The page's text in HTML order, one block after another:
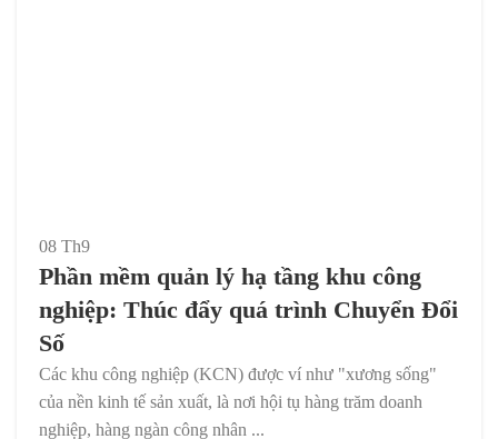
08 Th9
Phần mềm quản lý hạ tầng khu công
nghiệp: Thúc đẩy quá trình Chuyển Đổi
Số
Các khu công nghiệp (KCN) được ví như "xương sống"
của nền kinh tế sản xuất, là nơi hội tụ hàng trăm doanh
nghiệp, hàng ngàn công nhân ...